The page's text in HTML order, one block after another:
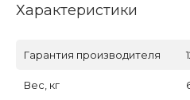
Характеристики
Гарантия производителя
Вес, кг